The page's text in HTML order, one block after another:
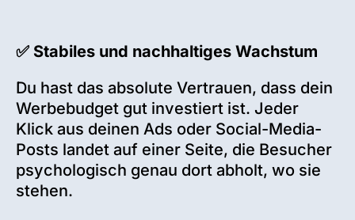
✅ Stabiles und nachhaltiges Wachstum
Du hast das absolute Vertrauen, dass dein
Werbebudget gut investiert ist. Jeder
Klick aus deinen Ads oder Social-Media-
Posts landet auf einer Seite, die Besucher
psychologisch genau dort abholt, wo sie
stehen.